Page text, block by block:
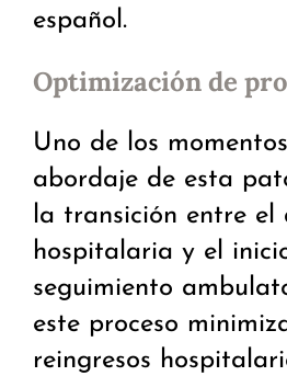
español.
Optimización de
Uno de los
abordaje de esta
la transición entre el
hospitalaria y el
seguimiento
este proceso
reingresos